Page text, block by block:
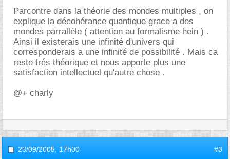
Parcontre dans la théorie des mondes multiples , on
explique la décohérance quantique grace a des
mondes parralléle ( attention au formalisme hein ) .
Ainsi il existerais une infinité d'univers qui
corresponderais a une infinité de possibilité . Mais ca
reste trés théorique et nous apporte plus une
satisfaction intellectuel qu'autre chose .
@+ charly
23/09/2005, 17h00 #3